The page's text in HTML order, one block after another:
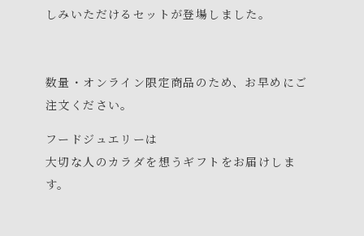
しみいただけるセットが登場しました。
数量・オンライン限定商品のため、お早めにご
注文ください。
フードジュエリーは
大切な人のカラダを想うギフトをお届けしま
す。